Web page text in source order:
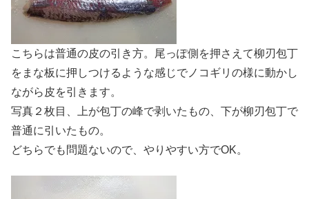
こちらは普通の皮の引き方。尾っぽ側を押さえて柳刃包丁
をまな板に押しつけるような感じでノコギリの様に動かし
ながら皮を引きます。
写真２枚目、上が包丁の峰で剥いたもの、下が柳刃包丁で
普通に引いたもの。
どちらでも問題ないので、やりやすい方でOK。